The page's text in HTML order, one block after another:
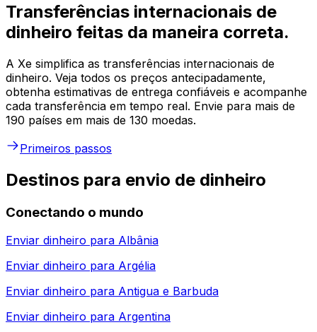
Transferências internacionais de
dinheiro feitas da maneira correta.
A Xe simplifica as transferências internacionais de
dinheiro. Veja todos os preços antecipadamente,
obtenha estimativas de entrega confiáveis e acompanhe
cada transferência em tempo real. Envie para mais de
190 países em mais de 130 moedas.
Primeiros passos
Destinos para envio de dinheiro
Conectando o mundo
Enviar dinheiro para Albânia
Enviar dinheiro para Argélia
Enviar dinheiro para Antigua e Barbuda
Enviar dinheiro para Argentina